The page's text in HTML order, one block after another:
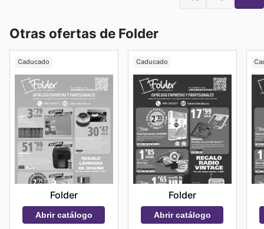
Otras ofertas de Folder
Caducado
Folder
Abrir catálogo
Caducado
Folder
Abrir catálogo